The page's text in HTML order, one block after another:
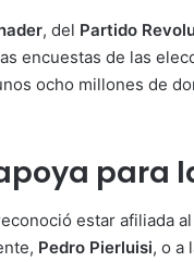
, del Partido
encuestas de las
ocho millones de
para
estar afiliada
Pedro Pierluisi, o a